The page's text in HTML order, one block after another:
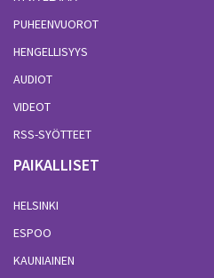
PUHEENVUOROT
HENGELLISYYS
AUDIOT
VIDEOT
RSS-SYÖTTEET
PAIKALLISET
HELSINKI
ESPOO
KAUNIAINEN